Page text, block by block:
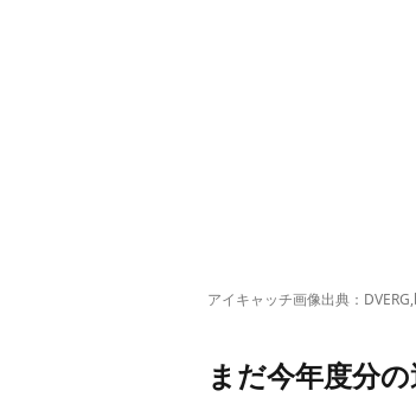
その2.
「アクティビティ」
その4. キャンピン
ラインナップ拡充中
アイキャッチ画像出典： DVERG,
まだ今年度分